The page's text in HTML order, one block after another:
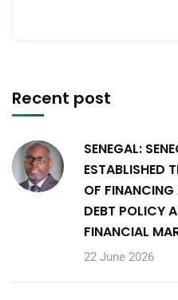
Recent post
SENEGAL:
ESTABLISHED
OF FINANCING
DEBT POLICY
FINANCIAL
22 June 2026